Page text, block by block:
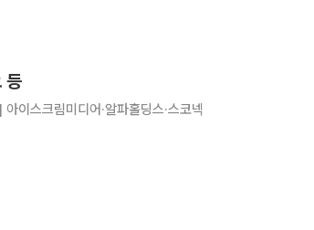
등
이스크림미디어·알파홀딩스·스코넥